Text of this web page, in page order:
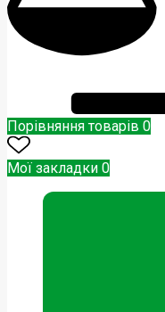
Порівняння товарів 0
Мої закладки 0